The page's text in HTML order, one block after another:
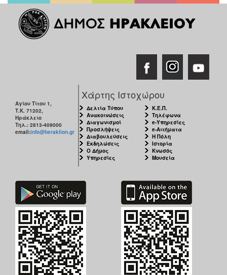
Αγίου Τίτου 1,
Τ.Κ. 71202,
Ηράκλειο
Τηλ.: 2813-409000
email:info@heraklion.gr
Χάρτης Ιστοχώρου
Δελτία Τύπου
Ανακοινώσεις
Διαγωνισμοί
Προσλήψεις
Διαβουλεύσεις
Εκδηλώσεις
Ο Δήμος
Υπηρεσίες
Κ.Ε.Π.
Τηλέφωνα
e-Υπηρεσίες
e-Αιτήματα
Η Πόλη
Ιστορία
Κνωσός
Μουσεία